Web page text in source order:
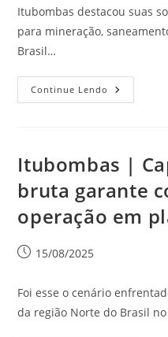
Itubombas destacou suas
para mineração,
Brasil…
Continue Lendo
Itubombas |
bruta garante
operação em
15/08/2025
Foi esse o cenário
da região Norte do Brasil